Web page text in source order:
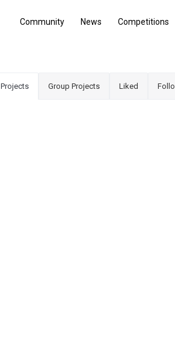
Community News Competitions
Projects Group Projects Liked